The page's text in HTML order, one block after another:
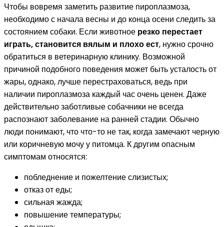
Чтобы вовремя заметить развитие пироплазмоза,
необходимо с начала весны и до конца осени следить за
состоянием собаки. Если животное резко перестает
играть, становится вялым и плохо ест, нужно срочно
обратиться в ветеринарную клинику. Возможной
причиной подобного поведения может быть усталость от
жары, однако, лучше перестраховаться, ведь при
наличии пироплазмоза каждый час очень ценен. Даже
действительно заботливые собачники не всегда
распознают заболевание на ранней стадии. Обычно
люди понимают, что что-то не так, когда замечают черную
или коричневую мочу у питомца. К другим опасным
симптомам относятся:
побледнение и пожелтение слизистых;
отказ от еды;
сильная жажда;
повышение температуры;